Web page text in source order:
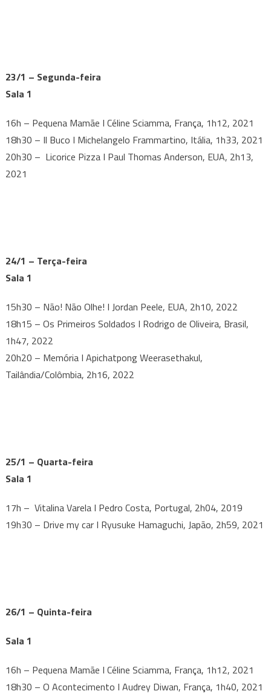
23/1 – Segunda-feira
Sala 1
16h – Pequena Mamãe I Céline Sciamma, França, 1h12, 2021
18h30 – Il Buco I Michelangelo Frammartino, Itália, 1h33, 2021
20h30 – Licorice Pizza I Paul Thomas Anderson, EUA, 2h13,
2021
24/1 – Terça-feira
Sala 1
15h30 – Não! Não Olhe! I Jordan Peele, EUA, 2h10, 2022
18h15 – Os Primeiros Soldados I Rodrigo de Oliveira, Brasil,
1h47, 2022
20h20 – Memória I Apichatpong Weerasethakul,
Tailândia/Colômbia, 2h16, 2022
25/1 – Quarta-feira
Sala 1
17h – Vitalina Varela I Pedro Costa, Portugal, 2h04, 2019
19h30 – Drive my car I Ryusuke Hamaguchi, Japão, 2h59, 2021
26/1 – Quinta-feira
Sala 1
16h – Pequena Mamãe I Céline Sciamma, França, 1h12, 2021
18h30 – O Acontecimento I Audrey Diwan, França, 1h40, 2021